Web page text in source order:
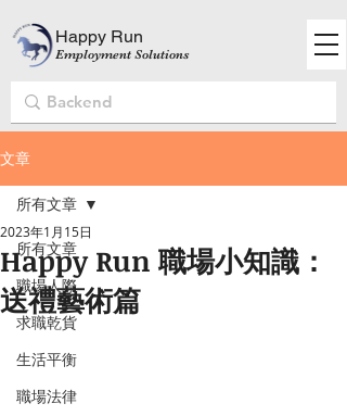
Happy Run
Employment Solutions
文章
所有文章
職場人際
求職乾貨
生活平衡
職場法律
所有文章
Happy Run 職場小知識：
送禮藝術篇
2023年1月15日